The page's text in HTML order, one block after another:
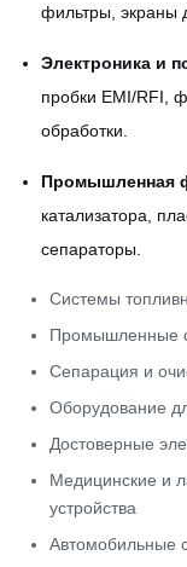
фильтры, экраны
Электроника и
пробки EMI/RFI,
обработки.
Промышленная
катализатора,
сепараторы.
Системы
Промышленные
Сепарация и
Оборудование
Достоверные
Медицинские и
устройства
Автомобильные